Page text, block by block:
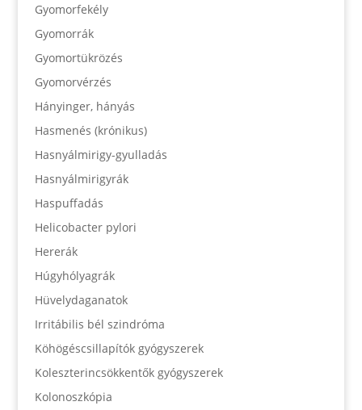
Gyomorfekély
Gyomorrák
Gyomortükrözés
Gyomorvérzés
Hányinger, hányás
Hasmenés (krónikus)
Hasnyálmirigy-gyulladás
Hasnyálmirigyrák
Haspuffadás
Helicobacter pylori
Hererák
Húgyhólyagrák
Hüvelydaganatok
Irritábilis bél szindróma
Köhögéscsillapítók gyógyszerek
Koleszterincsökkentők gyógyszerek
Kolonoszkópia